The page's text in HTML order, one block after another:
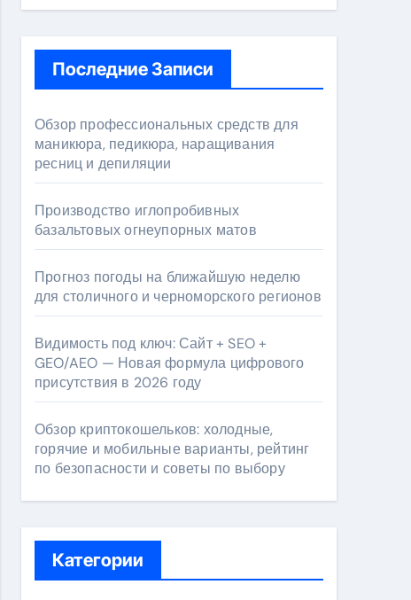
Последние Записи
Обзор профессиональных средств для
маникюра, педикюра, наращивания
ресниц и депиляции
Производство иглопробивных
базальтовых огнеупорных матов
Прогноз погоды на ближайшую неделю
для столичного и черноморского регионов
Видимость под ключ: Сайт + SEO +
GEO/AEO — Новая формула цифрового
присутствия в 2026 году
Обзор криптокошельков: холодные,
горячие и мобильные варианты, рейтинг
по безопасности и советы по выбору
Категории